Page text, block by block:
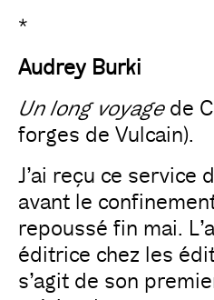
*
Audrey Burki
Un long voyagede
forges de Vulcain).
J’ai reçu ce service
avant le
repoussé fin mai.
éditrice chez les
s’agit de son